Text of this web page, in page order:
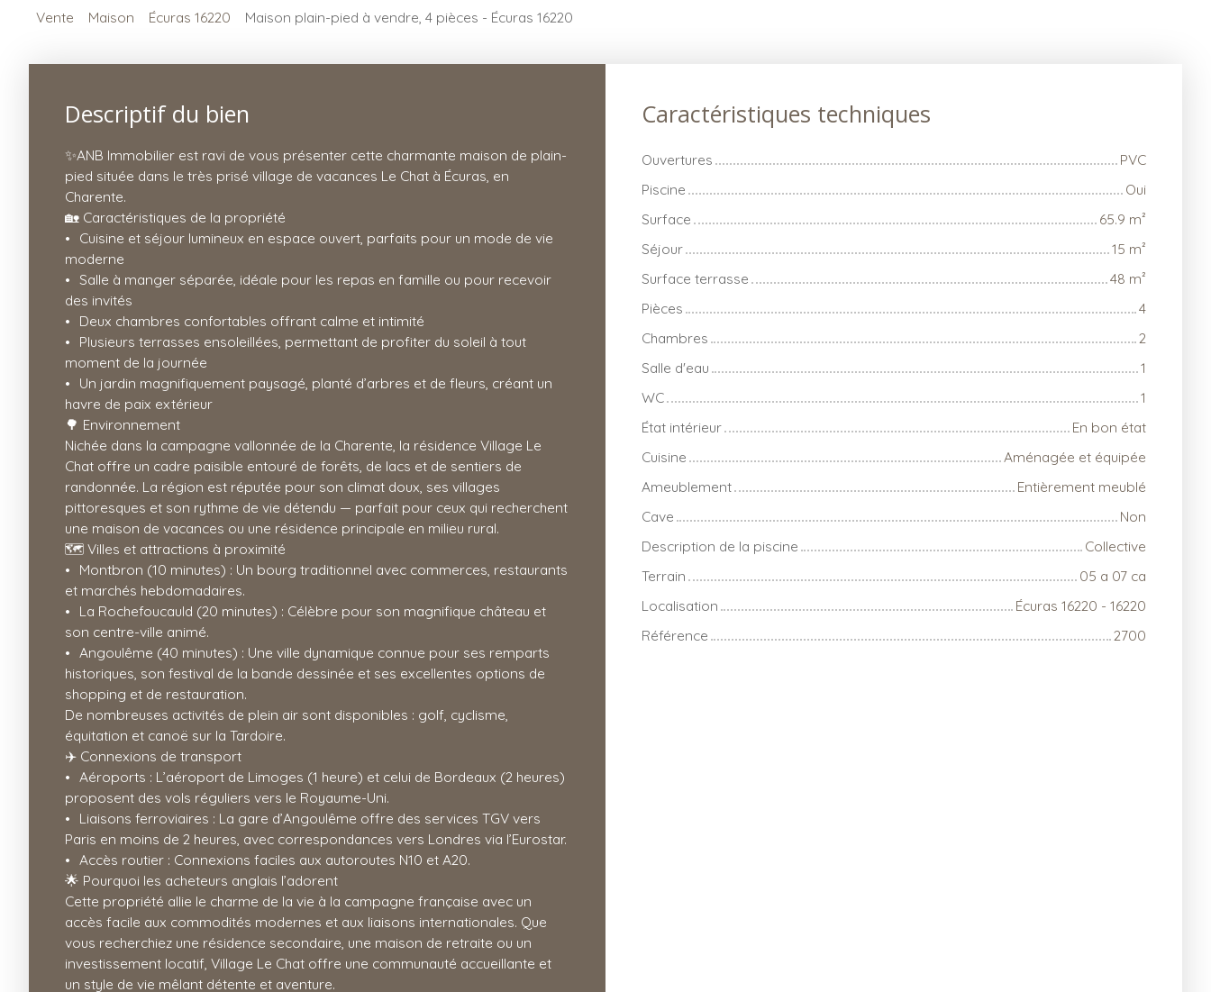
Vente Maison Écuras 16220 Maison plain-pied à vendre, 4 pièces - Écuras 16220
Descriptif du bien
✨ANB Immobilier est ravi de vous présenter cette charmante maison de plain-
pied située dans le très prisé village de vacances Le Chat à Écuras, en
Charente.
🏡 Caractéristiques de la propriété
Cuisine et séjour lumineux en espace ouvert, parfaits pour un mode de vie
moderne
Salle à manger séparée, idéale pour les repas en famille ou pour recevoir
des invités
Deux chambres confortables offrant calme et intimité
Plusieurs terrasses ensoleillées, permettant de profiter du soleil à tout
moment de la journée
Un jardin magnifiquement paysagé, planté d’arbres et de fleurs, créant un
havre de paix extérieur
🌳 Environnement
Nichée dans la campagne vallonnée de la Charente, la résidence Village Le
Chat offre un cadre paisible entouré de forêts, de lacs et de sentiers de
randonnée. La région est réputée pour son climat doux, ses villages
pittoresques et son rythme de vie détendu — parfait pour ceux qui recherchent
une maison de vacances ou une résidence principale en milieu rural.
🗺️ Villes et attractions à proximité
Montbron (10 minutes) : Un bourg traditionnel avec commerces, restaurants
et marchés hebdomadaires.
La Rochefoucauld (20 minutes) : Célèbre pour son magnifique château et
son centre-ville animé.
Angoulême (40 minutes) : Une ville dynamique connue pour ses remparts
historiques, son festival de la bande dessinée et ses excellentes options de
shopping et de restauration.
De nombreuses activités de plein air sont disponibles : golf, cyclisme,
équitation et canoë sur la Tardoire.
✈️ Connexions de transport
Aéroports : L’aéroport de Limoges (1 heure) et celui de Bordeaux (2 heures)
proposent des vols réguliers vers le Royaume-Uni.
Liaisons ferroviaires : La gare d’Angoulême offre des services TGV vers
Paris en moins de 2 heures, avec correspondances vers Londres via l’Eurostar.
Accès routier : Connexions faciles aux autoroutes N10 et A20.
🌟 Pourquoi les acheteurs anglais l’adorent
Cette propriété allie le charme de la vie à la campagne française avec un
accès facile aux commodités modernes et aux liaisons internationales. Que
vous recherchiez une résidence secondaire, une maison de retraite ou un
investissement locatif, Village Le Chat offre une communauté accueillante et
un style de vie mêlant détente et aventure.
Caractéristiques techniques
Ouvertures
PVC
Piscine
Oui
Surface
65.9 m²
Séjour
15 m²
Surface terrasse
48 m²
Pièces
4
Chambres
2
Salle d'eau
1
WC
1
État intérieur
En bon état
Cuisine
Aménagée et équipée
Ameublement
Entièrement meublé
Cave
Non
Description de la piscine
Collective
Terrain
05 a 07 ca
Localisation
Écuras 16220 - 16220
Référence
2700